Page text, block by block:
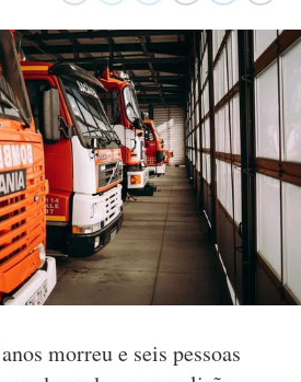
morreu e seis pessoas